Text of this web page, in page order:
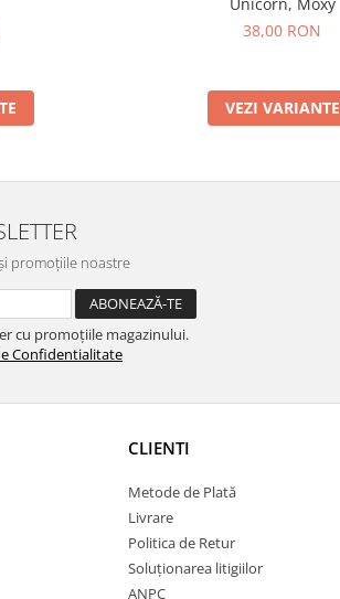
38,00 RON
VEZI VARIANTE
promoțiile noastre
cu promoțiile magazinului.
Confidentialitate
CLIENTI
Metode de Plată
Livrare
Politica de Retur
Soluționarea litigiilor
ANPC